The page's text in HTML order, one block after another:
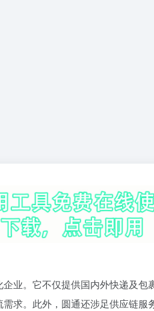
业。它不仅提供国内外快递及包
求。此外，圆通还涉足供应链服